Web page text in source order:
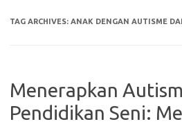
TAG ARCHIVES: ANAK DENGAN AUTISME
Menerapkan
Pendidikan Seni: